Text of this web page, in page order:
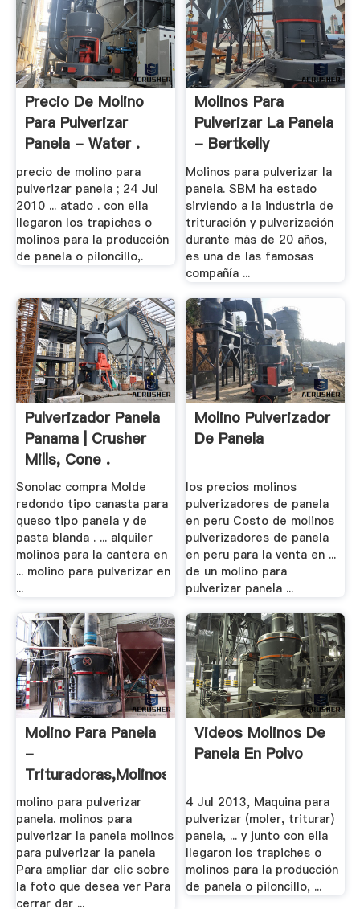
Precio De Molino
Para Pulverizar
Panela - Water .
precio de molino para
pulverizar panela ; 24 Jul
2010 ... atado . con ella
llegaron los trapiches o
molinos para la producción
de panela o piloncillo,.
Molinos Para
Pulverizar La Panela
- Bertkelly
Molinos para pulverizar la
panela. SBM ha estado
sirviendo a la industria de
trituración y pulverización
durante más de 20 años,
es una de las famosas
compañía ...
Pulverizador Panela
Panama | Crusher
Mills, Cone .
Sonolac compra Molde
redondo tipo canasta para
queso tipo panela y de
pasta blanda . ... alquiler
molinos para la cantera en
... molino para pulverizar en
...
Molino Pulverizador
De Panela
los precios molinos
pulverizadores de panela
en peru Costo de molinos
pulverizadores de panela
en peru para la venta en ...
de un molino para
pulverizar panela ...
Molino Para Panela
-
Trituradoras,Molinos
.
molino para pulverizar
panela. molinos para
pulverizar la panela molinos
para pulverizar la panela
Para ampliar dar clic sobre
la foto que desea ver Para
cerrar dar ...
Videos Molinos De
Panela En Polvo
4 Jul 2013, Maquina para
pulverizar (moler, triturar)
panela, ... y junto con ella
llegaron los trapiches o
molinos para la producción
de panela o piloncillo, ...